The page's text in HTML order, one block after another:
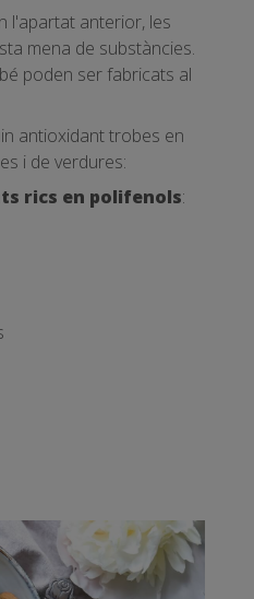
l'apartat anterior, les
mena de substàncies.
poden ser fabricats al
antioxidant trobes en
i de verdures:
rics en polifenols: